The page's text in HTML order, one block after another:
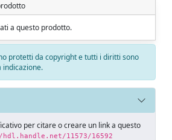
a questo prodotto.
protetti da copyright e tutti i diritti sono
indicazione.
per citare o creare un link a questo
11573/16592